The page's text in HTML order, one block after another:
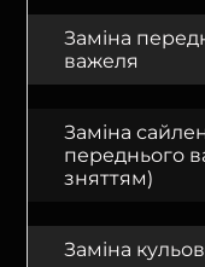
Заміна
важеля
Заміна
переднього
зняттям)
Заміна